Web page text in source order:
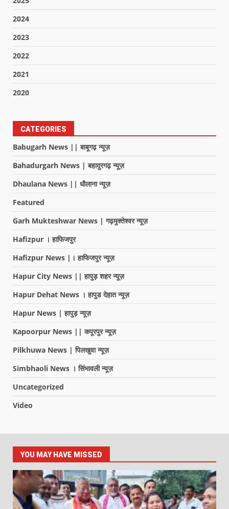
2024
2023
2022
2021
2020
CATEGORIES
Babugarh News || बाबूगढ़ न्यूज़
Bahadurgarh News | बहादुरगढ़ न्यूज़
Dhaulana News || धौलाना न्यूज़
Featured
Garh Mukteshwar News | गढ़मुक्तेश्वर न्यूज़
Hafizpur । हाफिजपुर
Hafizpur News |। हाफिजपुर न्यूज़
Hapur City News || हापुड़ शहर न्यूज़
Hapur Dehat News । हापुड देहात न्यूज़
Hapur News | हापुड़ न्यूज़
Kapoorpur News || कपूरपुर न्यूज़
Pilkhuwa News | पिलखुवा न्यूज़
Simbhaoli News । सिंभावली न्यूज़
Uncategorized
Video
YOU MAY HAVE MISSED